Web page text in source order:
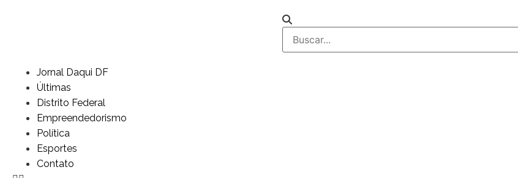
Jornal Daqui DF
Últimas
Distrito Federal
Empreendedorismo
Política
Esportes
Contato